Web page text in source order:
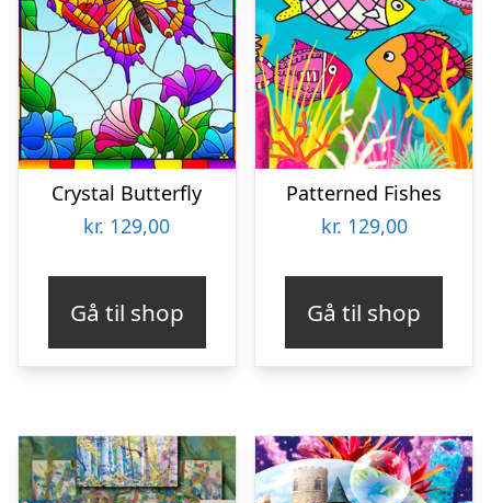
Crystal Butterfly
kr. 129,00
Gå til shop
Patterned Fishes
kr. 129,00
Gå til shop